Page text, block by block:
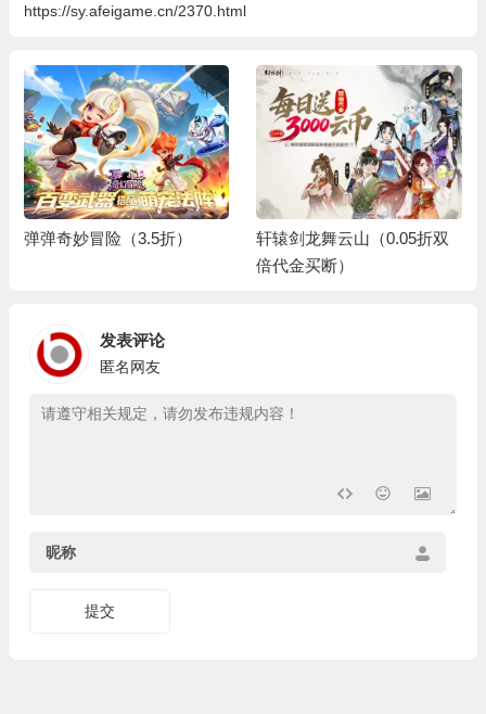
https://sy.afeigame.cn/2370.html
弹弹奇妙冒险（3.5折）
轩辕剑龙舞云山（0.05折双
倍代金买断）
发表评论
匿名网友
昵称
提交